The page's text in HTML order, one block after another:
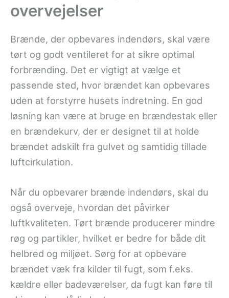
overvejelser
Brænde, der opbevares indendørs, skal være
tørt og godt ventileret for at sikre optimal
forbrænding. Det er vigtigt at vælge et
passende sted, hvor brændet kan opbevares
uden at forstyrre husets indretning. En god
løsning kan være at bruge en brændestak eller
en brændekurv, der er designet til at holde
brændet adskilt fra gulvet og samtidig tillade
luftcirkulation.
Når du opbevarer brænde indendørs, skal du
også overveje, hvordan det påvirker
luftkvaliteten. Tørt brænde producerer mindre
røg og partikler, hvilket er bedre for både dit
helbred og miljøet. Sørg for at opbevare
brændet væk fra kilder til fugt, som f.eks.
kældre eller badeværelser, da fugt kan føre til